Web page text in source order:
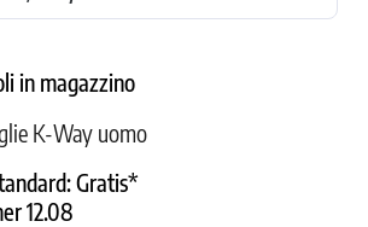
in magazzino
K-Way uomo
Gratis*
12.08